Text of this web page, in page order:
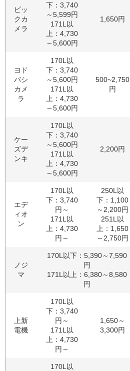
ビッ
クカ
メラ
下：3,740
～5,599円
171L以
上：4,730
～5,600円
1,650円
ヨド
バシ
カメ
ラ
170L以
下：3,740
～5,600円
171L以
上：4,730
～5,600円
500~2,750
円
ケー
ズデ
ンキ
170L以
下：3,740
～5,600円
171L以
上：4,730
～5,600円
2,200円
エデ
ィオ
ン
170L以
下：3,740
円～
171L以
上：4,730
円～
250L以
下：1,100
～2,200円
251L以
上：1,650
～2,750円
ノジ
マ
170L以下：5,390～7,590
円
171L以上：6,380～8,580
円
上新
電機
170L以
下：3,740
円～
171L以
上：4,730
円～
1,650～
3,300円
170L以